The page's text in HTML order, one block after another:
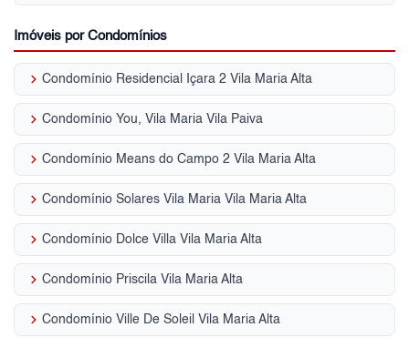
Imóveis por Condomínios
keyboard_arrow_right Condomínio Residencial Içara 2 Vila Maria Alta
keyboard_arrow_right Condomínio You, Vila Maria Vila Paiva
keyboard_arrow_right Condomínio Means do Campo 2 Vila Maria Alta
keyboard_arrow_right Condomínio Solares Vila Maria Vila Maria Alta
keyboard_arrow_right Condomínio Dolce Villa Vila Maria Alta
keyboard_arrow_right Condomínio Priscila Vila Maria Alta
keyboard_arrow_right Condomínio Ville De Soleil Vila Maria Alta